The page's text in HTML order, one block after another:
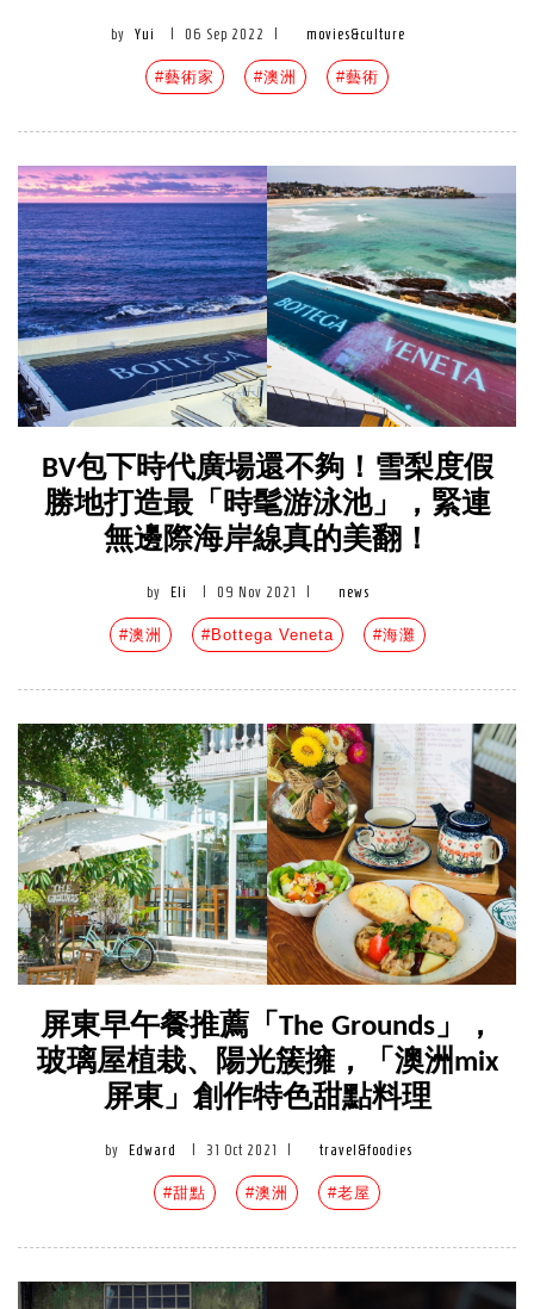
by Yui 06 Sep 2022 movies&culture
#藝術家 #澳洲 #藝術
BV包下時代廣場還不夠！雪梨度假
勝地打造最「時髦游泳池」，緊連
無邊際海岸線真的美翻！
by Eli 09 Nov 2021 news
#澳洲 #Bottega Veneta #海灘
屏東早午餐推薦「The Grounds」，
玻璃屋植栽、陽光簇擁，「澳洲mix
屏東」創作特色甜點料理
by Edward 31 Oct 2021 travel&foodies
#甜點 #澳洲 #老屋